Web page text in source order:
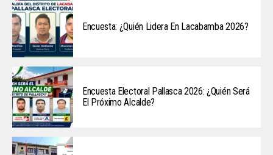
Encuesta: ¿Quién Lidera En Lacabamba 2026?
Encuesta Electoral Pallasca 2026: ¿Quién Será
El Próximo Alcalde?